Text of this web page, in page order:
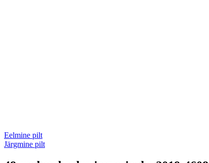
Eelmine pilt
Järgmine pilt